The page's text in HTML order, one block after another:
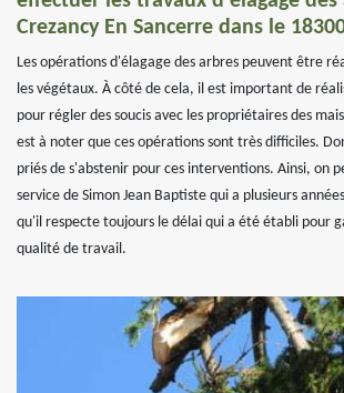
Crezancy En Sancerre dans le
Les opérations d'élagage des arbres peuvent être
les végétaux. À côté de cela, il est important de
pour régler des soucis avec les propriétaires des
est à noter que ces opérations sont très difficiles.
priés de s'abstenir pour ces interventions. Ainsi, on
service de Simon Jean Baptiste qui a plusieurs
qu'il respecte toujours le délai qui a été établi pour
qualité de travail.